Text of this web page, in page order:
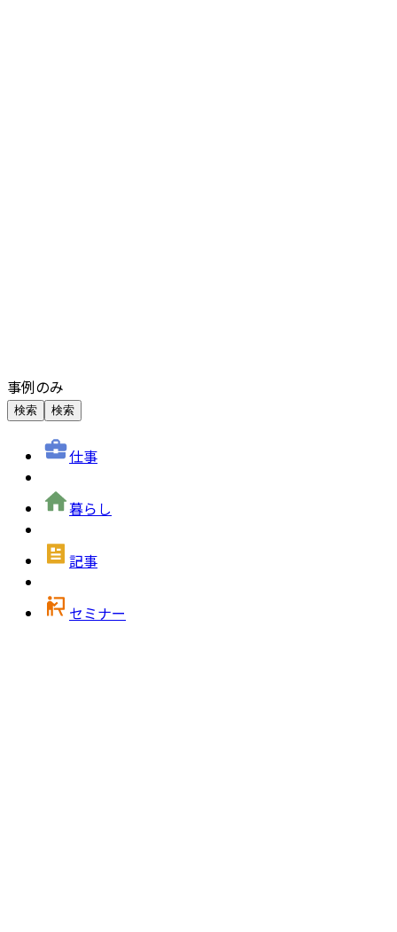
事例のみ
検索 検索
仕事
暮らし
記事
セミナー